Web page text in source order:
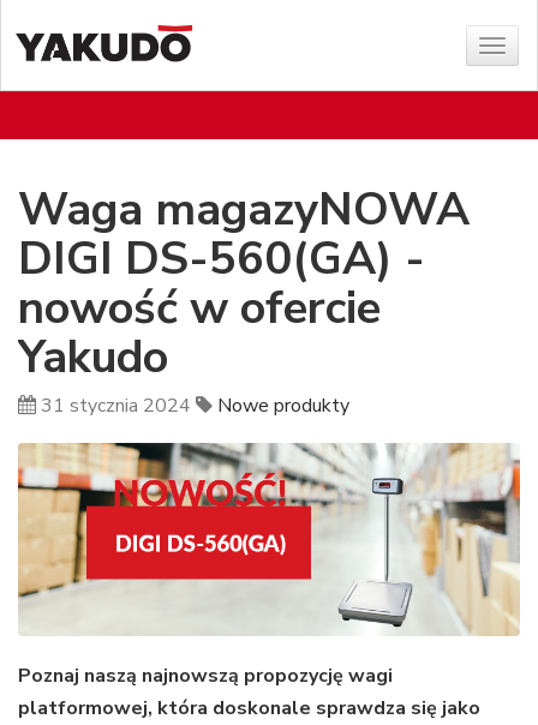
menu
Waga magazyNOWA
DIGI DS-560(GA) -
nowość w ofercie
Yakudo
31 stycznia 2024 Nowe produkty
Poznaj naszą najnowszą propozycję wagi
platformowej, która doskonale sprawdza się jako